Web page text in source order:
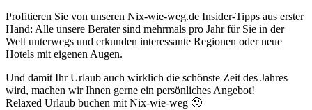
Profitieren Sie von unseren Nix-wie-weg.de Insider-Tipps aus erster
Hand: Alle unsere Berater sind mehrmals pro Jahr für Sie in der
Welt unterwegs und erkunden interessante Regionen oder neue
Hotels mit eigenen Augen.
Und damit Ihr Urlaub auch wirklich die schönste Zeit des Jahres
wird, machen wir Ihnen gerne ein persönliches Angebot!
Relaxed Urlaub buchen mit Nix-wie-weg 🙂